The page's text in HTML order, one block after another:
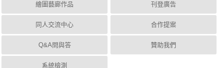
繪圖藝廊作品
同人交流中心
Q&A問與答
系統檢測
刊登廣告
合作提案
贊助我們